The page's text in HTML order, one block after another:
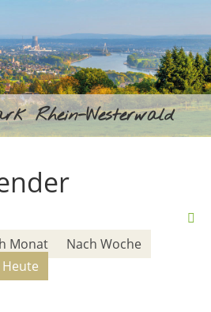
Rhein-Westerwald
Monat
Nach Woche
Heute